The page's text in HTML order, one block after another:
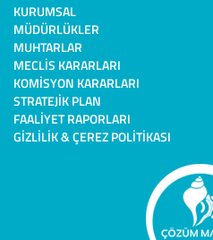
KURUMSAL
MÜDÜRLÜKLER
MUHTARLAR
MECLIS KARARLARI
KOMISYON KARARLARI
STRATEJIK PLAN
FAALIYET RAPORLARI
GIZLILIK & ÇEREZ POLITIKASI